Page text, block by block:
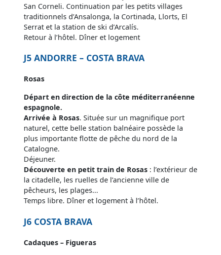
San Corneli. Continuation par les petits villages
traditionnels d’Ansalonga, la Cortinada, Llorts, El
Serrat et la station de ski d’Arcalís.
Retour à l’hôtel. Dîner et logement
J5 ANDORRE – COSTA BRAVA
Rosas
Départ en direction de la côte méditerranéenne
espagnole.
Arrivée à Rosas. Située sur un magnifique port
naturel, cette belle station balnéaire possède la
plus importante flotte de pêche du nord de la
Catalogne.
Déjeuner.
Découverte en petit train de Rosas : l’extérieur de
la citadelle, les ruelles de l’ancienne ville de
pêcheurs, les plages...
Temps libre. Dîner et logement à l’hôtel.
J6 COSTA BRAVA
Cadaques – Figueras